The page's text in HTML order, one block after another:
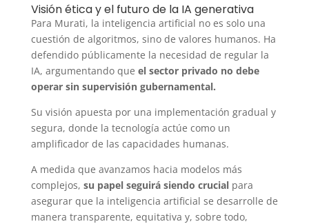
Visión ética y el futuro de la IA generativa
Para Murati, la inteligencia artificial no es solo una
cuestión de algoritmos, sino de valores humanos. Ha
defendido públicamente la necesidad de regular la
IA, argumentando que el sector privado no debe
operar sin supervisión gubernamental.
Su visión apuesta por una implementación gradual y
segura, donde la tecnología actúe como un
amplificador de las capacidades humanas.
A medida que avanzamos hacia modelos más
complejos, su papel seguirá siendo crucial para
asegurar que la inteligencia artificial se desarrolle de
manera transparente, equitativa y, sobre todo,